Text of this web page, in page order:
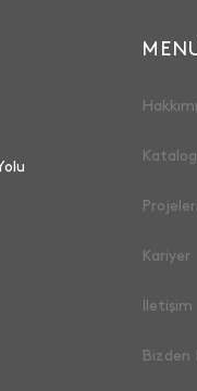
Kariyer
İletişim
Bizden